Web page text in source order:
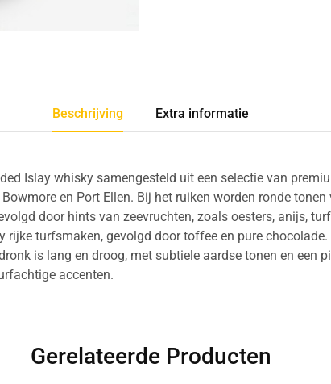
Beschrijving Extra informatie
Islay whisky samengesteld uit een selectie van
en Port Ellen. Bij het ruiken worden ronde
door hints van zeevruchten, zoals oesters, anijs,
rijke turfsmaken, gevolgd door toffee en pure
is lang en droog, met subtiele aardse tonen en een
accenten.
Gerelateerde Producten